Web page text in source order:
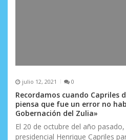
julio 12, 2021 0
Recordamos cuando Capriles
piensa que fue un error no
Gobernación del Zulia»
El 20 de octubre del año
presidencial Henrique Capriles